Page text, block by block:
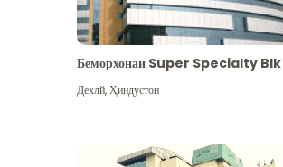
Беморхонаи Super Specialty Blk
Дехлй,Ҳиндустон